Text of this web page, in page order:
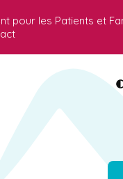
pour les Patients et